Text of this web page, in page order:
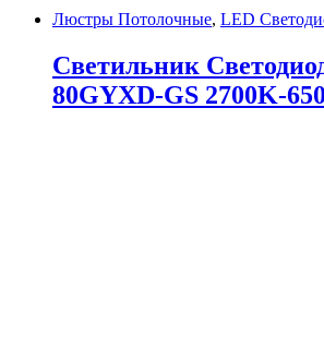
Люстры Потолочные, LED
Светильник
80GYXD-GS 2700K-